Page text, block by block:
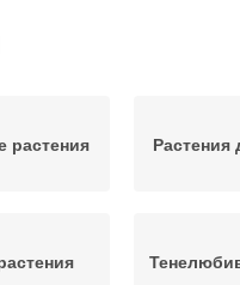
растения Растения